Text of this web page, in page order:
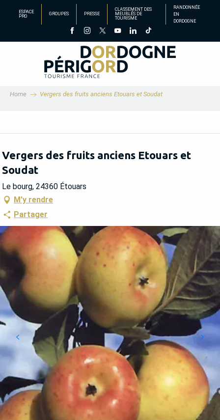
principal
ESPACE
PRO
GROUPES PRESSE
CLASSEMENT DES
MEUBLÉS DE
TOURISME
RANDONNÉE
EN
DORDOGNE
Home Vergers des fruits anciens Etouars et Soudat
Vergers des fruits anciens Etouars et
Soudat
Le bourg, 24360 Étouars
M'y rendre
Partager